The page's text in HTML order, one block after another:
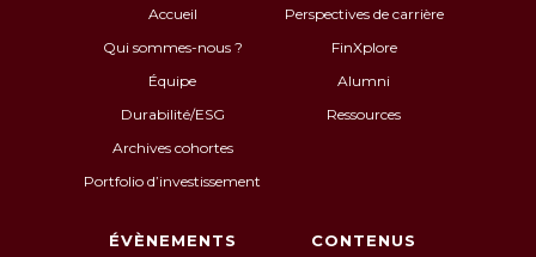
Accueil
Qui sommes-nous ?
Équipe
Durabilité/ESG
Archives cohortes
Portfolio d’investissement
ÉVÈNEMENTS CONTENUS
Perspectives de carrière
FinXplore
Alumni
Ressources